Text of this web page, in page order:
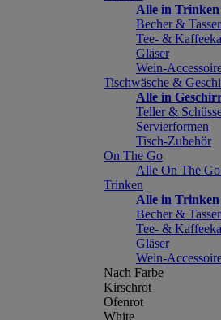
Alle in Trinken
Becher &
Tee- &
Gläser
Wein-
Tischwäsche &
Alle in
Teller &
Servierformen
Tisch-Zubehör
On The Go
Alle On The Go
Trinken
Alle in Trinken
Becher &
Tee- &
Gläser
Wein-
Nach Farbe
Kirschrot
Ofenrot
White